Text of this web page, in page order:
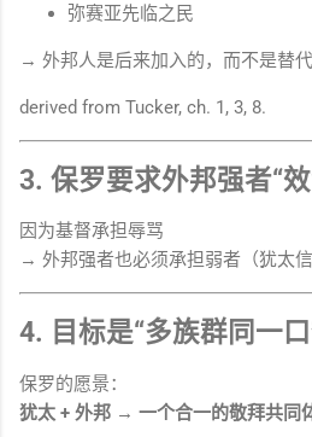
弥赛亚先临之民
→ 外邦人是后来加入的，而不是替代
derived from Tucker, ch. 1, 3, 8.
3. 保罗要求外邦强者“
因为基督承担辱骂
→ 外邦强者也必须承担弱者（犹太信
4. 目标是“多族群同一
保罗的愿景：
犹太 + 外邦 → 一个合一的敬拜共同